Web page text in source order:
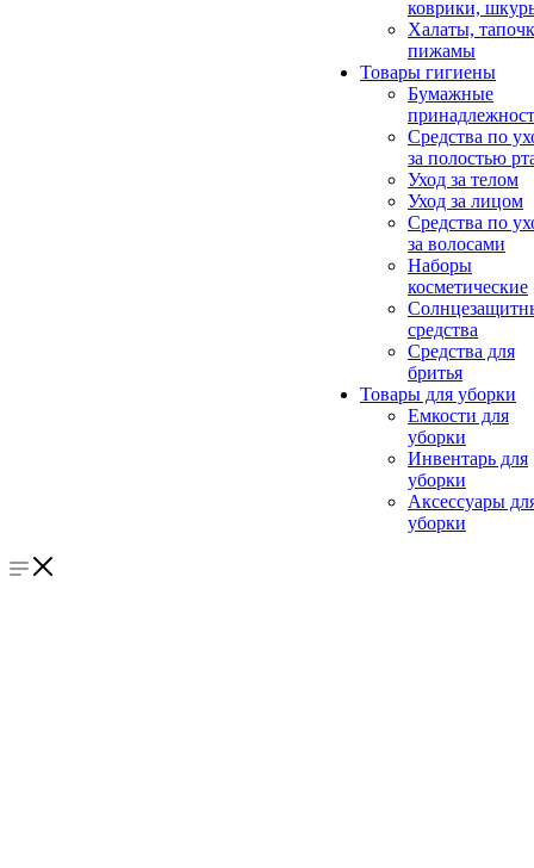
коврики,
Халаты,
пижамы
Товары гигиены
Бумажные
Средства по
за полостью
Уход за телом
Уход за лицом
Средства по
за волосами
Наборы
косметические
средства
Средства для
бритья
Товары для уборки
Емкости для
уборки
Инвентарь для
уборки
Аксессуары
уборки